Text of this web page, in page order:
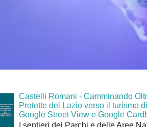
Castelli Romani - Camminando
Protette del Lazio verso il turismo
Google Street View e Google
I sentieri dei Parchi e delle Aree